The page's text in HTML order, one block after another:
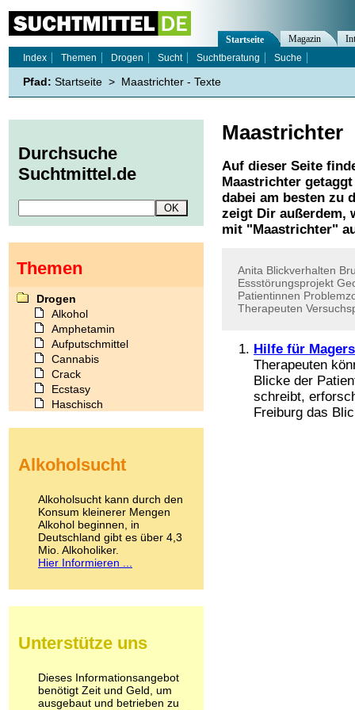
Maastrichter
Auf dieser Seite
Maastrichter
dabei am besten zu
zeigt Dir außerdem,
mit " Maastrichter"
Anita Blickverhalten
Essstörungsprojekt
Patientinnen
Therapeuten
Hilfe für
Therapeuten
Blicke der
schreibt,
Freiburg das
Startseite Magazin
Index
Themen Drogen Sucht Suchtberatung Suche
Pfad: Startseite > Maastrichter - Texte
Durchsuche
Suchtmittel.de
Themen
Drogen
Alkohol
Amphetamin
Aufputschmittel
Cannabis
Crack
Ecstasy
Haschisch
Kokain
LSD
Marihuana
Medikamente
Meskalin
Metamphetamin
Methadon
Pilze
Psychopharmaka
Schlafmittel
Schmerzmittel
Alkoholsucht
Alkoholsucht kann durch den
Konsum kleinerer Mengen
Alkohol beginnen, in
Deutschland gibt es über 4,3
Mio. Alkoholiker.
Hier Informieren ...
Unterstütze uns
Dieses Informationsangebot
benötigt Zeit und Geld, um
ausgebaut und betrieben zu